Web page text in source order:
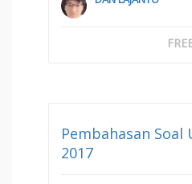
Pembahasan Soal
2017